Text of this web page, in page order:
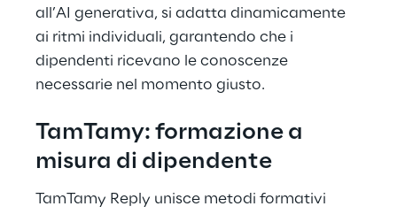
all’AI generativa, si adatta dinamicamente
ai ritmi individuali, garantendo che i
dipendenti ricevano le conoscenze
necessarie nel momento giusto.
TamTamy: formazione a
misura di dipendente
TamTamy Reply unisce metodi formativi